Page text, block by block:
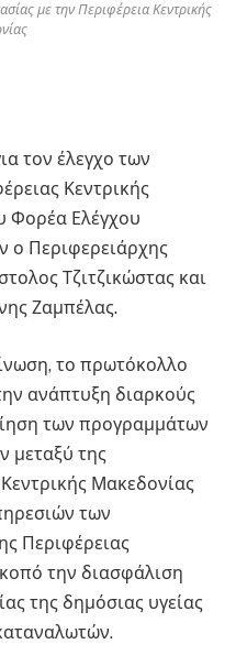
με την Περιφέρεια Κεντρικής
τον έλεγχο των
Κεντρικής
Φορέα Ελέγχου
ο Περιφερειάρχης
Τζιτζικώστας και
Ζαμπέλας.
το πρωτόκολλο
ανάπτυξη διαρκούς
των προγραμμάτων
μεταξύ της
Μακεδονίας
των
Περιφέρειας
την διασφάλιση
της δημόσιας υγείας